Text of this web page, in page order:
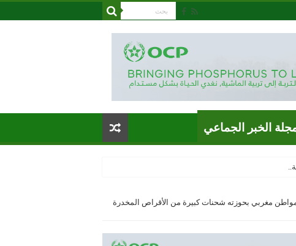
الخبر الجماعي
مغربي بحوزته شحنات كبيرة من الأقراص المخدرة